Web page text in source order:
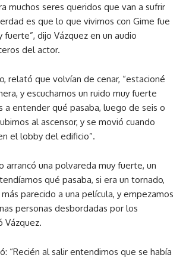
muchos seres queridos que van a sufrir
es que lo que vivimos con Gime fue
dijo Vázquez en un audio
del actor.
relató que volvían de cenar, “estacioné
y escuchamos un ruido muy fuerte
a entender qué pasaba, luego de seis o
al ascensor, y se movió cuando
el lobby del edificio”.
arrancó una polvareda muy fuerte, un
qué pasaba, si era un tornado,
parecido a una película, y empezamos
personas desbordadas por los
Vázquez.
“Recién al salir entendimos que se había